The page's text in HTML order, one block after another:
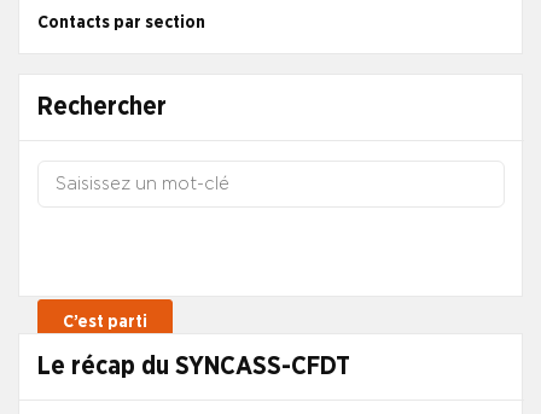
Contacts par section
Rechercher
Le récap du SYNCASS-CFDT